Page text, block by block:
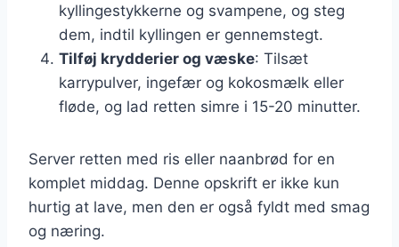
kyllingestykkerne og svampene, og steg
dem, indtil kyllingen er gennemstegt.
Tilføj krydderier og væske: Tilsæt
karrypulver, ingefær og kokosmælk eller
fløde, og lad retten simre i 15-20 minutter.
Server retten med ris eller naanbrød for en
komplet middag. Denne opskrift er ikke kun
hurtig at lave, men den er også fyldt med smag
og næring.